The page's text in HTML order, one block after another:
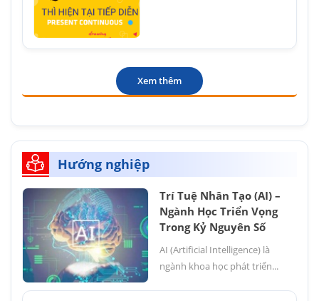
Xem thêm
Hướng nghiệp
Trí Tuệ Nhân Tạo (AI) –
Ngành Học Triển Vọng
Trong Kỷ Nguyên Số
AI (Artificial Intelligence) là
ngành khoa học phát triển...